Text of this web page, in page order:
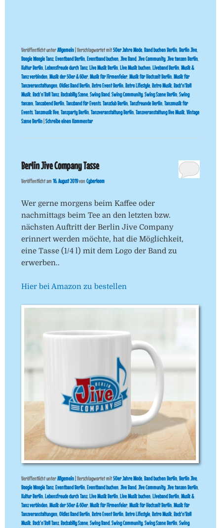
Veröffentlicht unterAllgemein Verschlagwortet mit50er Jahre Mode,Band buchen Berlin,Berlin Jive,
Boogie Woogie Tanz, Eventband Berlin, Eventband buchen,Jive Band,Jive Community,Jive tanzen Berlin,
Kultur Berlin, Lebensfreude durch Tanz, Live Musik Berlin, Live Musik buchen, Liveband Berlin,Musik &
Tanz verbinden,Musik der 50er & 60er,Musik für Firmenfeier,Musik für Hochzeit Berlin,Musik für
Tanzveranstaltungen,Oldies Band Berlin,Retro Event Berlin,Retro Lifestyle,Retro Musik,Rock'n'Roll
Musik,Rock’n’Roll Tanz,Rockabilly Szene,Swing Band,Swing Community,Swing Szene Berlin,Swing
tanzen,Tanzabend Berlin,Tanzband für Events,Tanzclub Berlin,Tanzfreunde Berlin,Tanzmusik für
Events,Tanzmusik live,Tanzparty Berlin,Tanzveranstaltung Berlin,Tanzveranstaltung live Musik,Vintage
Szene Berlin Schreibe einen Kommentar
Berlin Jive Company Tasse
Veröffentlicht am16. August 2019vonCyberloom
Wer gerne morgens beim Kaffee oder
nachmittags beim Tee an den letzten bzw.
nächsten Auftritt der Berlin Jive Company
erinnert werden möchte, hat die Möglichkeit,
eine Tasse (1/4 l) mit dem Logo der Band zu
erwerben..
Hier bei Amazon zu bestellen
Veröffentlicht unterAllgemein Verschlagwortet mit50er Jahre Mode,Band buchen Berlin,Berlin Jive,
Boogie Woogie Tanz, Eventband Berlin, Eventband buchen,Jive Band,Jive Community,Jive tanzen Berlin,
Kultur Berlin, Lebensfreude durch Tanz, Live Musik Berlin, Live Musik buchen, Liveband Berlin,Musik &
Tanz verbinden,Musik der 50er & 60er,Musik für Firmenfeier,Musik für Hochzeit Berlin,Musik für
Tanzveranstaltungen,Oldies Band Berlin,Retro Event Berlin,Retro Lifestyle,Retro Musik,Rock'n'Roll
Musik,Rock’n’Roll Tanz,Rockabilly Szene,Swing Band,Swing Community,Swing Szene Berlin,Swing